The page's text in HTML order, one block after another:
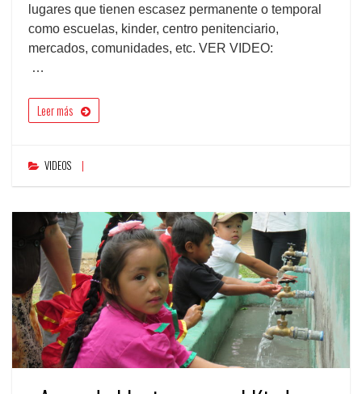
lugares que tienen escasez permanente o temporal
como escuelas, kinder, centro penitenciario,
mercados, comunidades, etc. VER VIDEO:
…
Leer más
VIDEOS